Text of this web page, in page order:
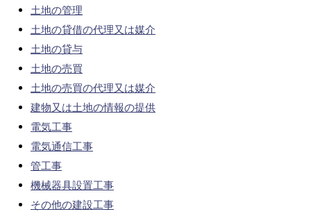
土地の管理
土地の貸借の代理又は媒介
土地の貸与
土地の売買
土地の売買の代理又は媒介
建物又は土地の情報の提供
電気工事
電気通信工事
管工事
機械器具設置工事
その他の建設工事